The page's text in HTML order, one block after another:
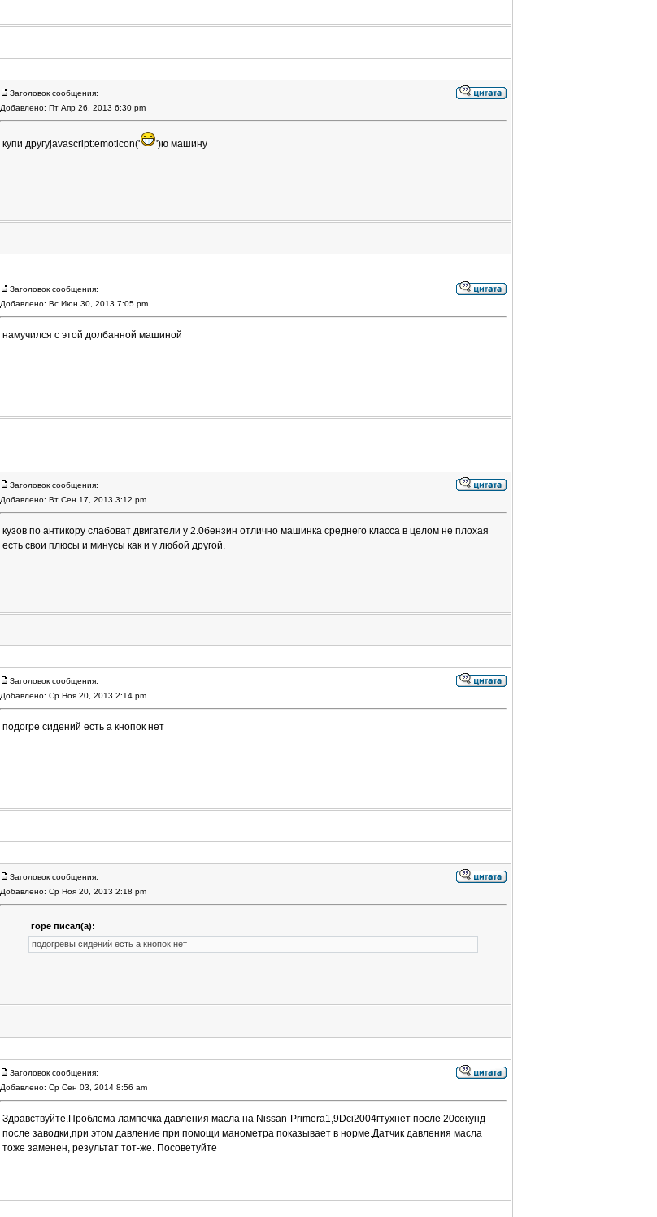
Заголовок сообщения:
Добавлено: Пт Апр 26, 2013 6:30 pm
купи другуjavascript:emoticon(' ')ю машину
Заголовок сообщения:
Добавлено: Вс Июн 30, 2013 7:05 pm
намучился с этой долбанной машиной
Заголовок сообщения:
Добавлено: Вт Сен 17, 2013 3:12 pm
кузов по антикору слабоват двигатели у 2.0бензин отлично машинка среднего класса в целом не плохая
есть свои плюсы и минусы как и у любой другой.
Заголовок сообщения:
Добавлено: Ср Ноя 20, 2013 2:14 pm
подогре сидений есть а кнопок нет
Заголовок сообщения:
Добавлено: Ср Ноя 20, 2013 2:18 pm
горе писал(а):
подогревы сидений есть а кнопок нет
Заголовок сообщения:
Добавлено: Ср Сен 03, 2014 8:56 am
Здравствуйте.Проблема лампочка давления масла на Nissan-Primera1,9Dci2004гтухнет после 20секунд
после заводки,при этом давление при помощи манометра показывает в норме.Датчик давления масла
тоже заменен, результат тот-же. Посоветуйте